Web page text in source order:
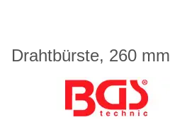
Drahtbürste, 260 mm